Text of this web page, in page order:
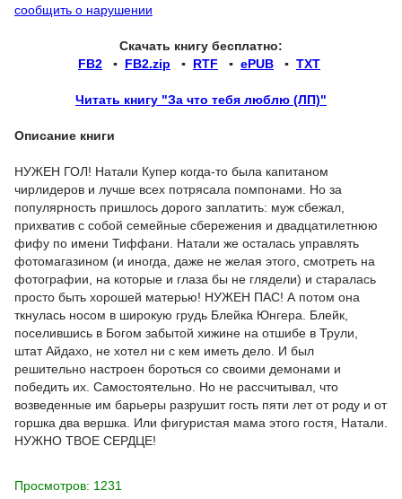
сообщить о нарушении
Скачать книгу бесплатно:
FB2 ▪ FB2.zip ▪ RTF ▪ ePUB ▪ TXT
Читать книгу "За что тебя люблю (ЛП)"
Описание книги
НУЖЕН ГОЛ! Натали Купер когда-то была капитаном
чирлидеров и лучше всех потрясала помпонами. Но за
популярность пришлось дорого заплатить: муж сбежал,
прихватив с собой семейные сбережения и двадцатилетнюю
фифу по имени Тиффани. Натали же осталась управлять
фотомагазином (и иногда, даже не желая этого, смотреть на
фотографии, на которые и глаза бы не глядели) и старалась
просто быть хорошей матерью! НУЖЕН ПАС! А потом она
ткнулась носом в широкую грудь Блейка Юнгера. Блейк,
поселившись в Богом забытой хижине на отшибе в Трули,
штат Айдахо, не хотел ни с кем иметь дело. И был
решительно настроен бороться со своими демонами и
победить их. Самостоятельно. Но не рассчитывал, что
возведенные им барьеры разрушит гость пяти лет от роду и от
горшка два вершка. Или фигуристая мама этого гостя, Натали.
НУЖНО ТВОЕ СЕРДЦЕ!
Просмотров: 1231